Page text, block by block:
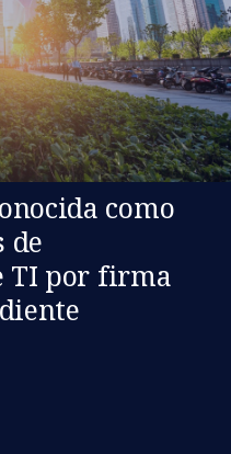
como
de
TI por firma